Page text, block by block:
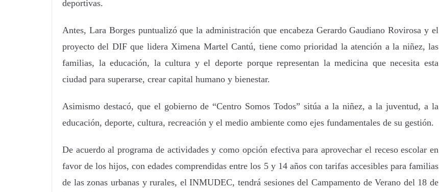
deportivas.
Antes, Lara Borges puntualizó que la administración que encabeza Gerardo Gaudiano Rovirosa y el
proyecto del DIF que lidera Ximena Martel Cantú, tiene como prioridad la atención a la niñez, las
familias, la educación, la cultura y el deporte porque representan la medicina que necesita esta
ciudad para superarse, crear capital humano y bienestar.
Asimismo destacó, que el gobierno de “Centro Somos Todos” sitúa a la niñez, a la juventud, a la
educación, deporte, cultura, recreación y el medio ambiente como ejes fundamentales de su gestión.
De acuerdo al programa de actividades y como opción efectiva para aprovechar el receso escolar en
favor de los hijos, con edades comprendidas entre los 5 y 14 años con tarifas accesibles para familias
de las zonas urbanas y rurales, el INMUDEC, tendrá sesiones del Campamento de Verano del 18 de